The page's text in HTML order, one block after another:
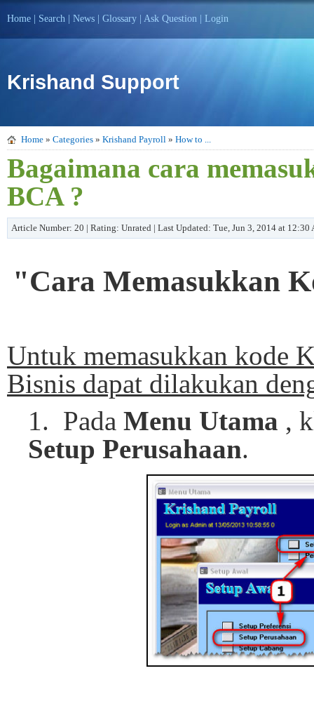
Home Search News Glossary Ask Question Login
Krishand Support
Home » Categories » Krishand Payroll » How to ...
Bagaimana cara
BCA ?
Article Number: 20 | Rating: Unrated | Last Updated: Tue, Jun 3, 2014 at 12:30
"Cara Memasukkan
Untuk memasukkan kode
Bisnis dapat dilakukan
1. Pada Menu Utama ,
Setup Perusahaan.